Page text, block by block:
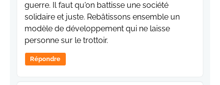
guerre. Il faut qu'on battisse une société
solidaire et juste. Rebâtissons ensemble un
modèle de développement qui ne laisse
personne sur le trottoir.
Répondre